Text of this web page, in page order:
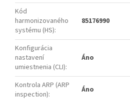
Kód
harmonizovaného
systému (HS):
85176990
Konfigurácia
nastavení
umiestnenia (CLI):
Áno
Kontrola ARP (ARP
inspection): Áno